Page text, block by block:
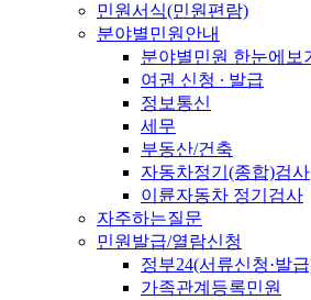
민원서식(민원편람)
분야별민원안내
분야별민원 한눈에보
여권 신청 ∙ 발급
정보통신
세무
부동산/건축
자동차정기(종합)검사
이륜자동차 정기검사
자주하는질문
민원발급/열람신청
정부24(서류신청·발
가족관계등록민원